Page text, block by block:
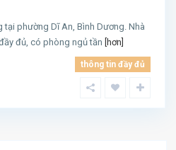
tại phường Dĩ An, Bình Dương. Nhà
đủ, có phòng ngủ tần [hơn]
thông tin đầy đủ